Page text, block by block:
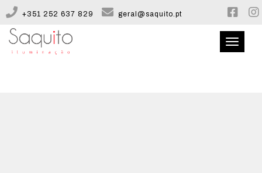
+351 252 637 829 geral@saquito.pt
Toggle